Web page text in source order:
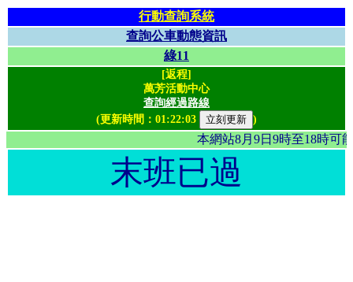
行動查詢系統
查詢公車動態資訊
綠11
[返程]
萬芳活動中心
查詢經過路線
(更新時間： 01:22:03 )
本網站8月9日9時至18
末班已過